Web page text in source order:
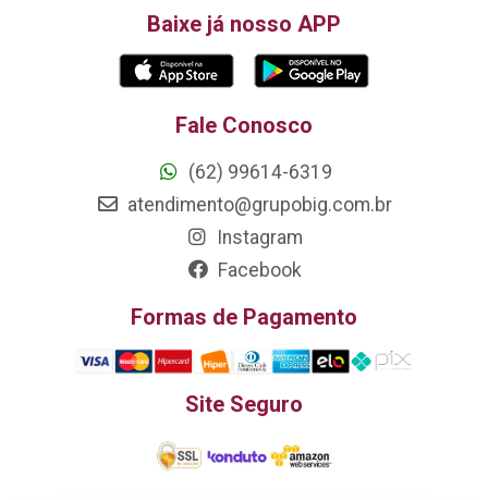
Baixe já nosso APP
Fale Conosco
(62) 99614-6319
atendimento@grupobig.com.br
Instagram
Facebook
Formas de Pagamento
Site Seguro